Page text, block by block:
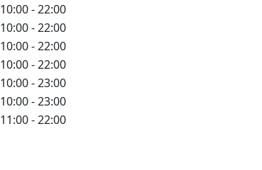
10:00 - 22:00
10:00 - 22:00
10:00 - 22:00
10:00 - 22:00
10:00 - 23:00
10:00 - 23:00
11:00 - 22:00